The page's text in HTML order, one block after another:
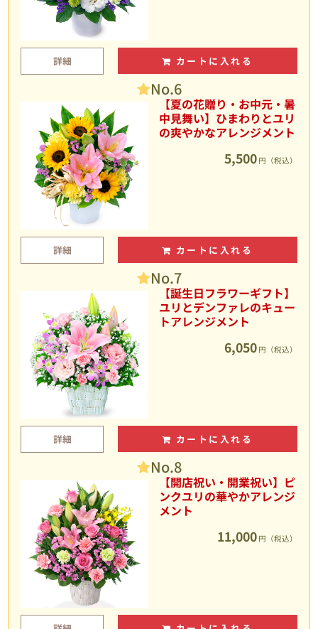
詳細 カートに入れる
No.6
【夏の花贈り・お中元・暑
中見舞い】ひまわりとユリ
の爽やかなアレンジメント
5,500 円（税込）
詳細 カートに入れる
No.7
【誕生日フラワーギフト】
ユリとデンファレのキュー
トアレンジメント
6,050 円（税込）
詳細 カートに入れる
No.8
【開店祝い・開業祝い】ピ
ンクユリの華やかアレンジ
メント
11,000 円（税込）